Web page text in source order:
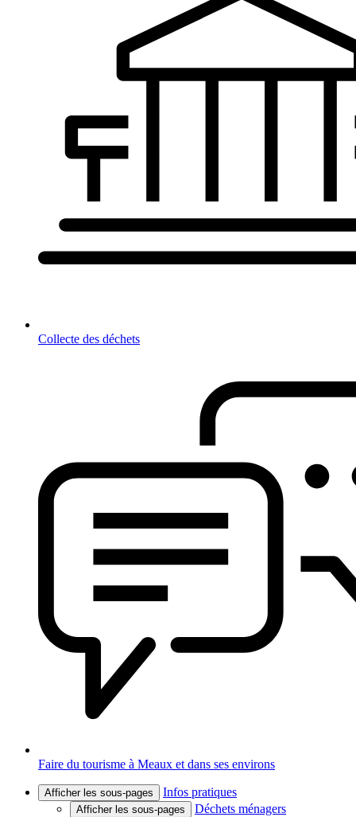
Collecte des déchets
Faire du tourisme à Meaux et dans ses environs
Afficher les sous-pages Infos pratiques
Afficher les sous-pages
Déchets ménagers